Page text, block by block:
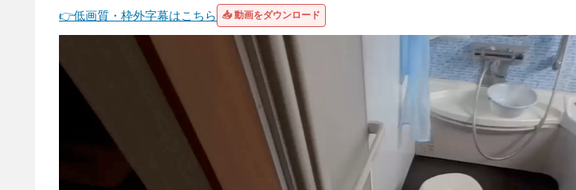
👉低画質・枠外字幕はこちら 📥 動画をダウンロード